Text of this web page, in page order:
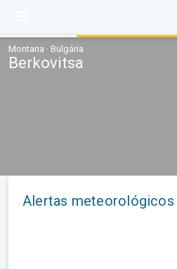
Montana · Bulgária
Berkovitsa
Alertas